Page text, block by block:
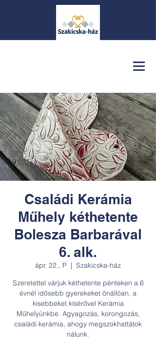
Családi Kerámia
Műhely kéthetente
Bolesza Barbarával
6. alk.
ápr. 22., P
  |
Szakicska-ház
Szeretettel várjuk kéthetente pénteken a 6
évnél idősebb gyerekeket önállóan, a
kisebbeket kísérővel Kerámia
Műhelyünkbe. Agyagozás, korongozás,
családi kerámia, ahogy megszokhattátok
nálunk.